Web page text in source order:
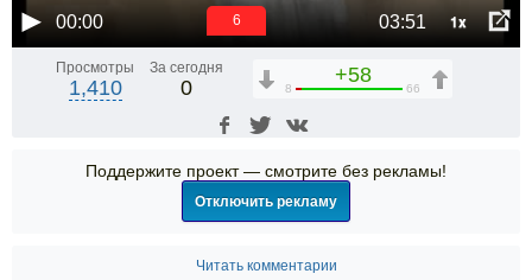
00:00 03:51 1x
6
Просмотры
1,410
За сегодня
0
+58
8 66
Поддержите проект — смотрите без рекламы!
Отключить рекламу
Читать комментарии